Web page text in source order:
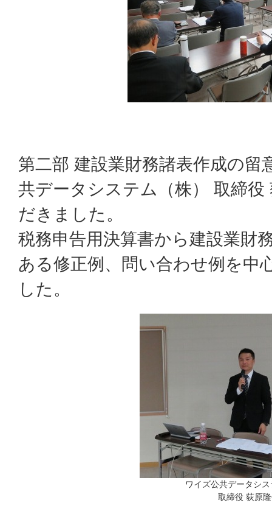
第二部 建設業財務諸表作成の
共データシステム（株） 取締
だきました。
税務申告用決算書から建設業財
ある修正例、問い合わせ例を中
した。
ワイズ公共データシ
取締役 荻原